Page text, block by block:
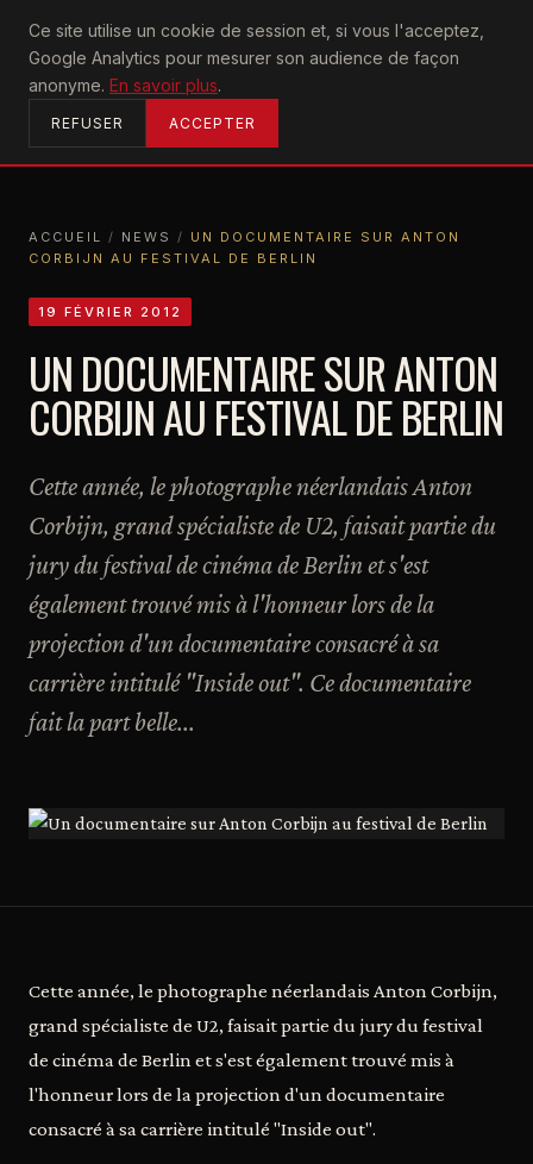
Ce site utilise un cookie de session et, si vous l'acceptez,
Google Analytics pour mesurer son audience de façon
anonyme. En savoir plus.
REFUSER ACCEPTER
U2achtung
ACCUEIL
ACCUEIL / NEWS / UN DOCUMENTAIRE SUR ANTON
CORBIJN AU FESTIVAL DE BERLIN
19 FÉVRIER 2012
UN DOCUMENTAIRE SUR ANTON
CORBIJN AU FESTIVAL DE BERLIN
Cette année, le photographe néerlandais Anton
Corbijn, grand spécialiste de U2, faisait partie du
jury du festival de cinéma de Berlin et s'est
également trouvé mis à l'honneur lors de la
projection d'un documentaire consacré à sa
carrière intitulé "Inside out". Ce documentaire
fait la part belle...
Cette année, le photographe néerlandais Anton Corbijn,
grand spécialiste de U2, faisait partie du jury du festival
de cinéma de Berlin et s'est également trouvé mis à
l'honneur lors de la projection d'un documentaire
consacré à sa carrière intitulé "Inside out".